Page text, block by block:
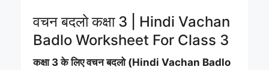
वचन बदलो कक्षा 3 | Hindi Vachan
Badlo Worksheet For Class 3
कक्षा 3 के लिए वचन बदलो (Hindi Vachan Badlo